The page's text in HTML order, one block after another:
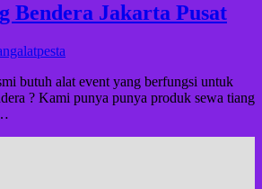
Bendera Jakarta Pusat
butuh alat event yang berfungsi untuk
? Kami punya punya produk sewa tiang